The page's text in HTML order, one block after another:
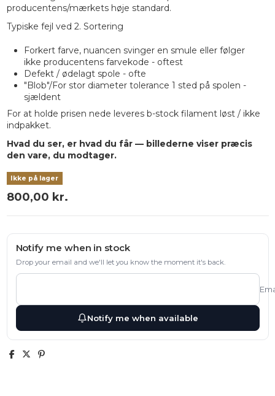
producentens/mærkets høje standard.
Typiske fejl ved 2. Sortering
Forkert farve, nuancen svinger en smule eller følger
ikke producentens farvekode - oftest
Defekt / ødelagt spole - ofte
"Blob"/For stor diameter tolerance 1 sted på spolen -
sjældent
For at holde prisen nede leveres b-stock filament løst / ikke
indpakket.
Hvad du ser, er hvad du får — billederne viser præcis
den vare, du modtager.
Ikke på lager
800,00 kr.
Notify me when in stock
Drop your email and we'll let you know the moment it's back.
Notify me when available